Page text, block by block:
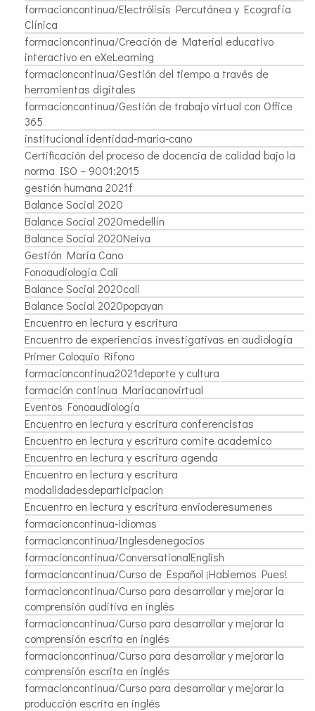
formacioncontinua/Electrólisis Percutánea y Ecografía
Clínica
formacioncontinua/Creación de Material educativo
interactivo en eXeLearning
formacioncontinua/Gestión del tiempo a través de
herramientas digitales
formacioncontinua/Gestión de trabajo virtual con Office
365
institucional identidad-maria-cano
Certificación del proceso de docencia de calidad bajo la
norma ISO – 9001:2015
gestión humana 2021f
Balance Social 2020
Balance Social 2020medellín
Balance Social 2020Neiva
Gestión María Cano
Fonoaudiología Cali
Balance Social 2020cali
Balance Social 2020popayan
Encuentro en lectura y escritura
Encuentro de experiencias investigativas en audiología
Primer Coloquio Rifono
formacioncontinua2021deporte y cultura
formación continua Mariacanovirtual
Eventos Fonoaudiología
Encuentro en lectura y escritura conferencistas
Encuentro en lectura y escritura comite academico
Encuentro en lectura y escritura agenda
Encuentro en lectura y escritura
modalidadesdeparticipacion
Encuentro en lectura y escritura envioderesumenes
formacioncontinua-idiomas
formacioncontinua/Inglesdenegocios
formacioncontinua/ConversationalEnglish
formacioncontinua/Curso de Español ¡Hablemos Pues!
formacioncontinua/Curso para desarrollar y mejorar la
comprensión auditiva en inglés
formacioncontinua/Curso para desarrollar y mejorar la
comprensión escrita en inglés
formacioncontinua/Curso para desarrollar y mejorar la
comprensión escrita en inglés
formacioncontinua/Curso para desarrollar y mejorar la
producción escrita en inglés